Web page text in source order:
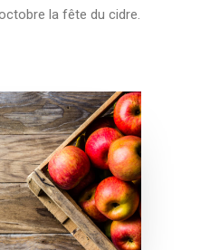
la fête du cidre.